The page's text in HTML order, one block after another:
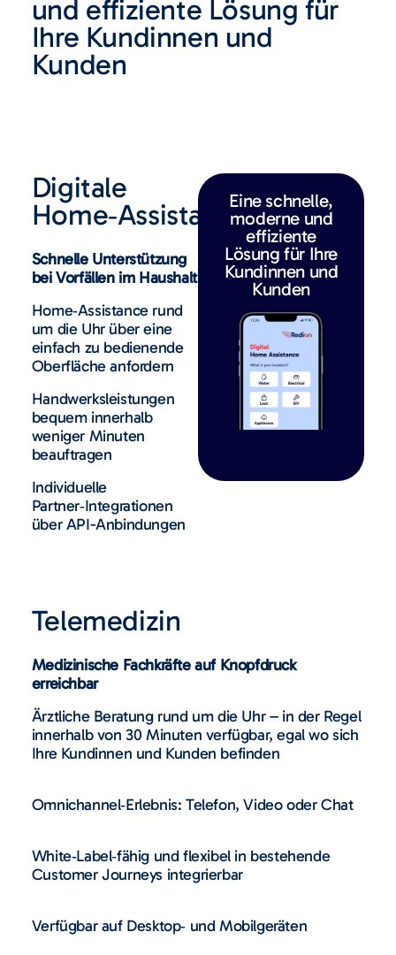
und effiziente Lösung für
Ihre Kundinnen und
Kunden
Digitale
Home‑Assistance
Schnelle Unterstützung
bei Vorfällen im Haushalt
Home‑Assistance rund
um die Uhr über eine
einfach zu bedienende
Oberfläche anfordern
Handwerksleistungen
bequem innerhalb
weniger Minuten
beauftragen
Individuelle
Partner‑Integrationen
über API-Anbindungen
Eine schnelle,
moderne und
effiziente
Lösung für Ihre
Kundinnen und
Kunden
Telemedizin
Medizinische Fachkräfte auf Knopfdruck
erreichbar
Ärztliche Beratung rund um die Uhr – in der Regel
innerhalb von 30 Minuten verfügbar, egal wo sich
Ihre Kundinnen und Kunden befinden
Omnichannel‑Erlebnis: Telefon, Video oder Chat
White‑Label‑fähig und flexibel in bestehende
Customer Journeys integrierbar
Verfügbar auf Desktop‑ und Mobilgeräten